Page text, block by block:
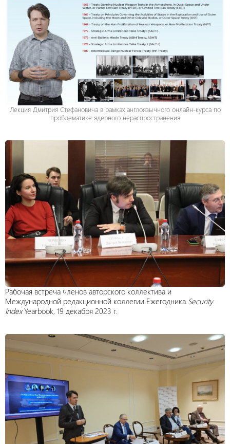
Лекция Дмитрия Стефановича в рамках англоязычного онлайн-курса по
проблематике ядерного нераспространения
Рабочая встреча членов авторского коллектива и
Международной редакционной коллегии Ежегодника Security
IndexYearbook, 19 декабря 2023 г.